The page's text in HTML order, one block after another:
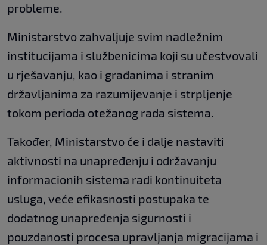
probleme.
Ministarstvo zahvaljuje svim nadležnim
institucijama i službenicima koji su učestvovali
u rješavanju, kao i građanima i stranim
državljanima za razumijevanje i strpljenje
tokom perioda otežanog rada sistema.
Također, Ministarstvo će i dalje nastaviti
aktivnosti na unapređenju i održavanju
informacionih sistema radi kontinuiteta
usluga, veće efikasnosti postupaka te
dodatnog unapređenja sigurnosti i
pouzdanosti procesa upravljanja migracijama i